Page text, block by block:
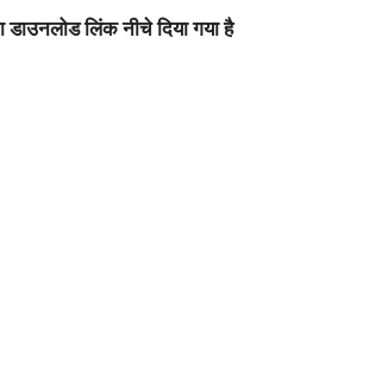
लिंक नीचे दिया गया है